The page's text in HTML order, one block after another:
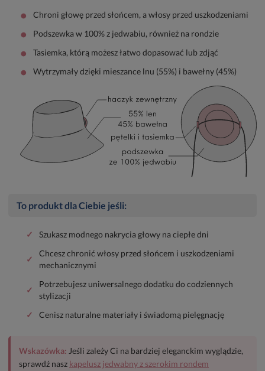
• Chroni głowę przed słońcem, a włosy przed uszkodzeniami
• Podszewka w 100% z jedwabiu, również na rondzie
• Tasiemka, którą możesz łatwo dopasować lub zdjąć
• Wytrzymały dzięki mieszance lnu (55%) i bawełny (45%)
To produkt dla Ciebie jeśli:
✓ Szukasz modnego nakrycia głowy na ciepłe dni
✓
Chcesz chronić włosy przed słońcem i uszkodzeniami
mechanicznymi
✓
Potrzebujesz uniwersalnego dodatku do codziennych
stylizacji
✓
Cenisz naturalne materiały i świadomą pielęgnację
Wskazówka: Jeśli zależy Ci na bardziej eleganckim wyglądzie,
sprawdź nasz kapelusz jedwabny z szerokim rondem